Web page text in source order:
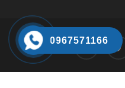
0967571166